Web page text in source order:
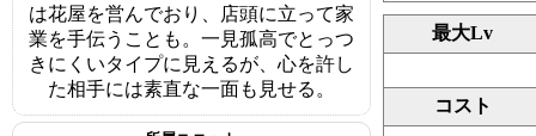
最大Lv
コスト
は花屋を営んでおり、店頭に立って家
業を手伝うことも。一見孤高でとっつ
きにくいタイプに見えるが、心を許し
た相手には素直な一面も見せる。